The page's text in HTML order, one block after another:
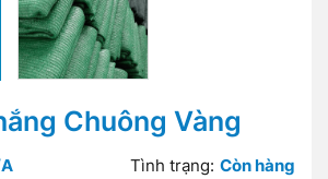
Chuông Vàng
Tình trạng: Còn hàng